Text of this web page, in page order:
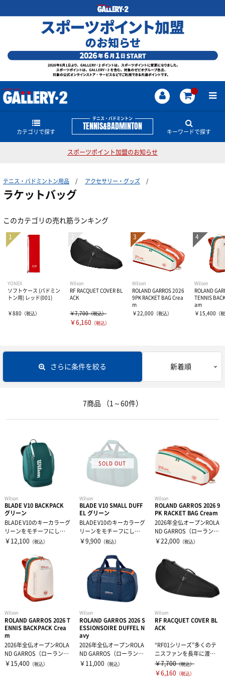
テニス・バドミントン
TENNIS&BADMINTON
カテゴリで探す
硬式テニスラケット
バドミントンラケット
ジュニア用ラケット
ストリング
ソフトテニス用
バドミントン用
オールコート用シューズ
オムニ・クレー用シューズ
カーペット用シューズ
ウェアー
ユニセックス
レディース
ジュニア
ボール
硬式テニスボール
ソフトテニスボール
シャトル
アクセサリー・グッズ
ラケットバッグ
インナーウェア―
インナーパンツ・タイツ
ドリンク
プロテイン
その他サプリメント
グッズ・アクセサリー
大腿・ふくらはぎ用サポーター
ひざ用サポーター
その他サポーター
非伸縮テープ
アンダーラップ
アイシンググッズ
スポーツアパレル
長袖シャツ
ソックス
トレーニングジャージ
サンダル
インソール
シューレース
THE PERSON SELECT
バランストレーニング
キーワードで探す
スポーツポイント加盟のお知らせ
テニス・バドミントン用品 アクセサリー・グッズ
ラケットバッグ
このカテゴリの売れ筋ランキング
YONEX
ソフトケース (バドミン
トン用) レッド(001)
￥880 （税込）
Wilson
RF RACQUET COVER BL
ACK
￥7,700（税込）
￥6,160 （税込）
Wilson
ROLAND GARROS 2026
9PK RACKET BAG Crea
m
￥22,000
（税込）
Wilson
ROLAND
TENNIS
am
￥15,400
（
7商品 （1～60件）
さらに条件を絞る 新着順
Wilson
BLADE V10 BACKPACK
グリーン
BLADE V10のキーカラーグ
リーンをモチーフにした
デザイン。背面のポケッ
￥12,100 （税込）
Wilson
BLADE V10 SMALL DUFF
EL グリーン
BLADE V10のキーカラーグ
リーンをモチーフにした
デザイン。大容量のメイ
￥9,900 （税込）
Wilson
ROLAND GARROS 2026 9
PK RACKET BAG Cream
2026年全仏オープンROLA
ND GARROS（ローラン・
ギャロス）デザインの...
￥22,000 （税込）
Wilson
ROLAND GARROS 2026 T
ENNIS BACKPACK Crea
m
2026年全仏オープンROLA
ND GARROS（ローラン・
ギャロス）デザインの...
￥15,400 （税込）
Wilson
ROLAND GARROS 2026 S
ESSIONSOIRE DUFFEL N
avy
2026年全仏オープンROLA
ND GARROS（ローラン・
ギャロス）デザインの...
￥11,000 （税込）
Wilson
RF RACQUET COVER BL
ACK
“RF01シリーズ”多くのテ
ニスファンを長年に渡り
魅了してきたロジャー・
フェデラ...
￥7,700（税込）
￥6,160 （税込）